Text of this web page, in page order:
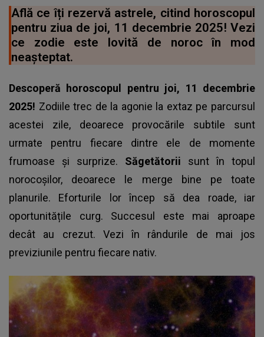
Află ce îți rezervă astrele, citind horoscopul
pentru ziua de joi, 11 decembrie 2025! Vezi
ce zodie este lovită de noroc în mod
neașteptat.
Descoperă horoscopul pentru joi, 11 decembrie
2025! Zodiile trec de la agonie la extaz pe parcursul
acestei zile, deoarece provocările subtile sunt
urmate pentru fiecare dintre ele de momente
frumoase și surprize. Săgetătorii sunt în topul
norocoșilor, deoarece le merge bine pe toate
planurile. Eforturile lor încep să dea roade, iar
oportunitățile curg. Succesul este mai aproape
decât au crezut. Vezi în rândurile de mai jos
previziunile pentru fiecare nativ.